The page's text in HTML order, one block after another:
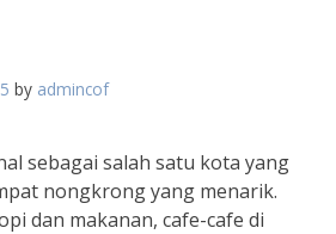
by admincof
sebagai salah satu kota yang
nongkrong yang menarik.
dan makanan, cafe-cafe di